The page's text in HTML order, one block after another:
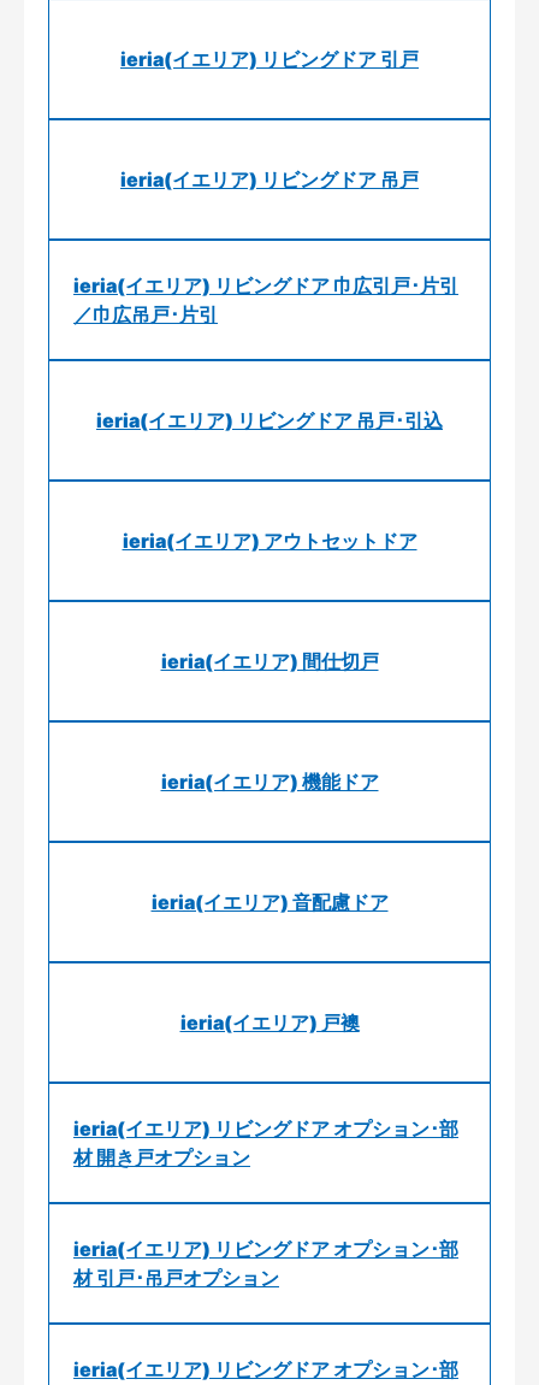
ieria(イエリア) リビングドア 引戸
ieria(イエリア) リビングドア 吊戸
ieria(イエリア) リビングドア 巾広引戸･片引
／巾広吊戸･片引
ieria(イエリア) リビングドア 吊戸･引込
ieria(イエリア) アウトセットドア
ieria(イエリア) 間仕切戸
ieria(イエリア) 機能ドア
ieria(イエリア) 音配慮ドア
ieria(イエリア) 戸襖
ieria(イエリア) リビングドア オプション･部
材 開き戸オプション
ieria(イエリア) リビングドア オプション･部
材 引戸･吊戸オプション
ieria(イエリア) リビングドア オプション･部